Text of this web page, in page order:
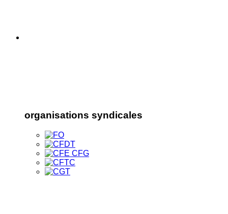
organisations syndicales